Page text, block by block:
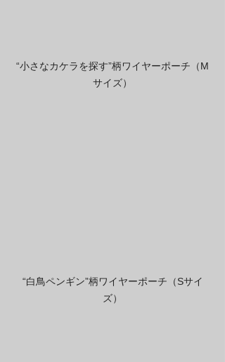
“小さなカケラを探す”柄ワイヤーポーチ（M
サイズ）
“白鳥ペンギン”柄ワイヤーポーチ（Sサイ
ズ）